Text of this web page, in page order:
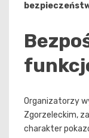
Organizatorzy
Zgorzeleckim,
charakter